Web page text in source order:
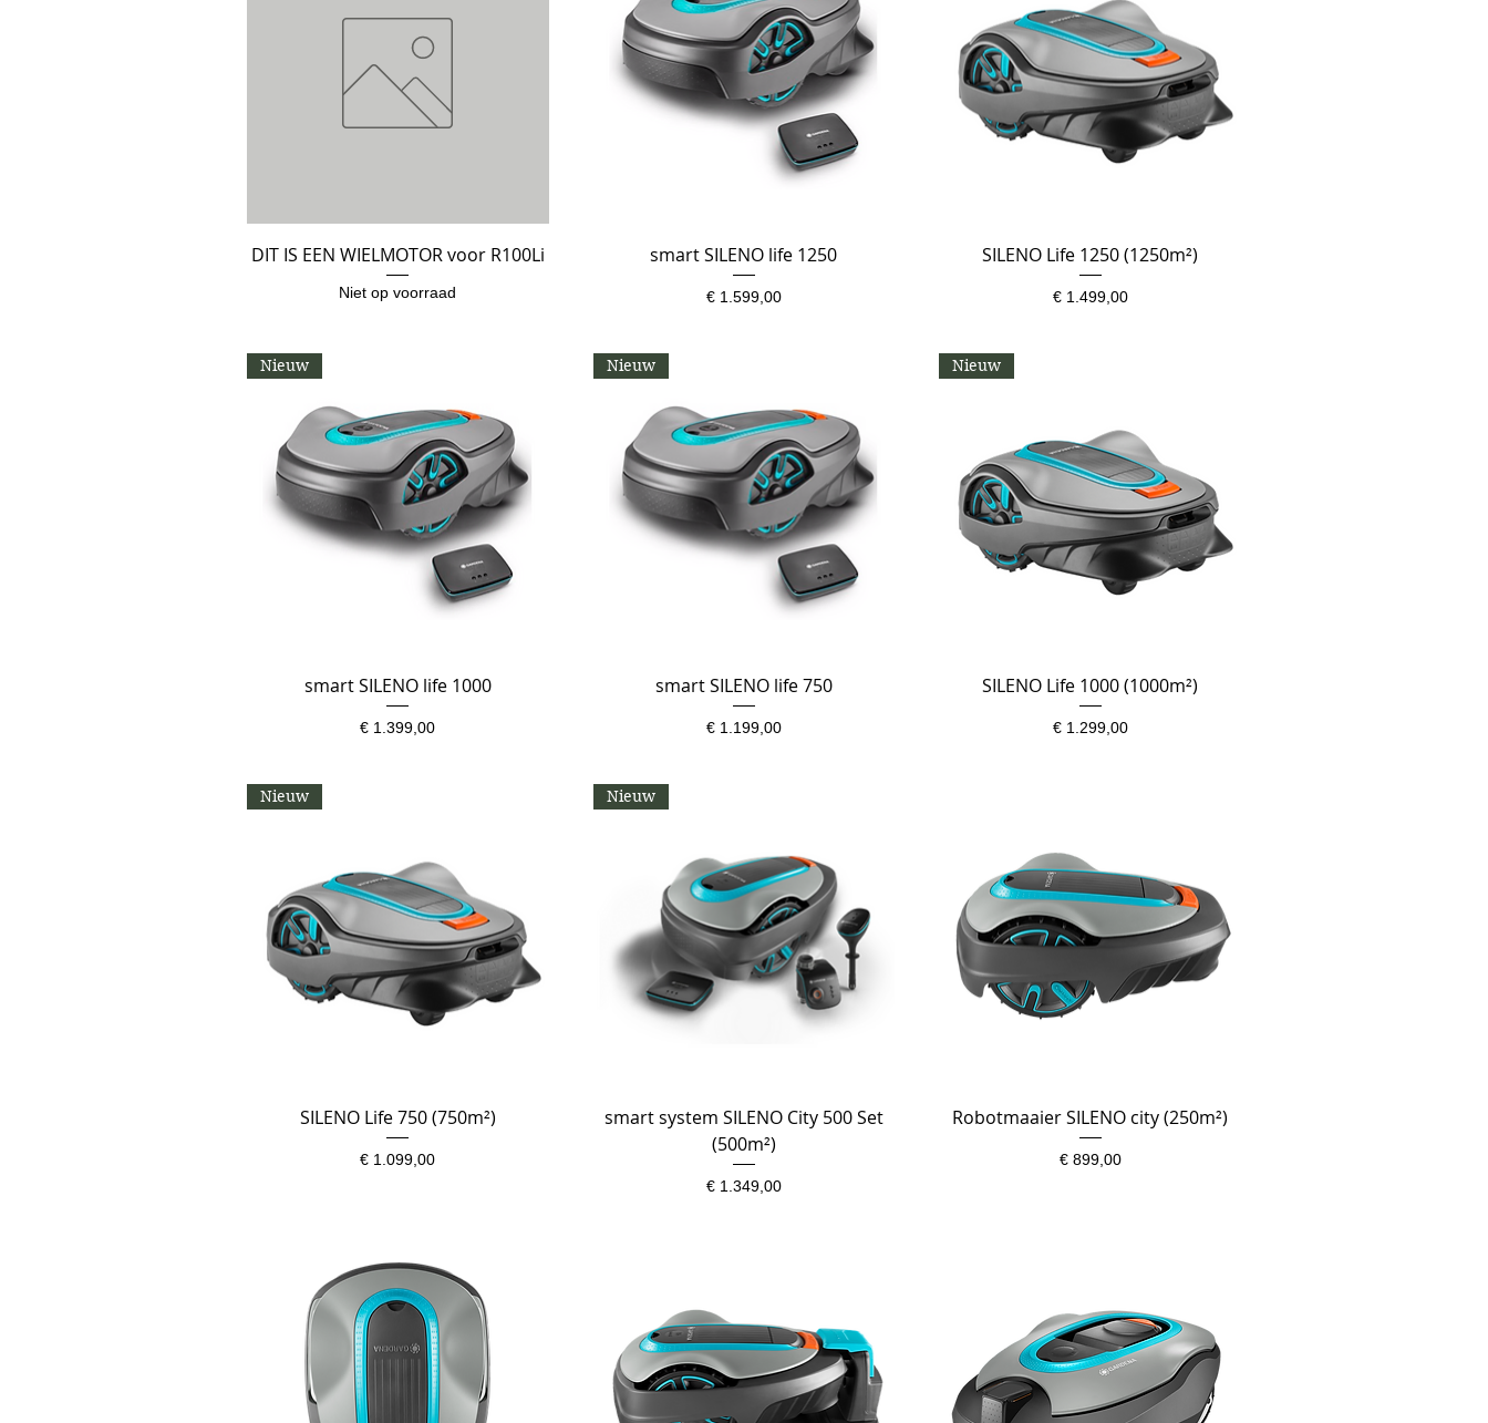
Snel overzicht
DIT IS EEN WIELMOTOR voor R100Li
Niet op voorraad
Snel overzicht
smart SILENO life 1250
Prijs
€ 1.599,00
Snel overzicht
SILENO Life 1250 (1250m²)
Prijs
€ 1.499,00
Snel overzicht
Nieuw
smart SILENO life 1000
Prijs
€ 1.399,00
Snel overzicht
Nieuw
smart SILENO life 750
Prijs
€ 1.199,00
Snel overzicht
Nieuw
SILENO Life 1000 (1000m²)
Prijs
€ 1.299,00
Snel overzicht
Nieuw
SILENO Life 750 (750m²)
Prijs
€ 1.099,00
Snel overzicht
Nieuw
smart system SILENO City 500 Set
(500m²)
Prijs
€ 1.349,00
Snel overzicht
Robotmaaier SILENO city (250m²)
Prijs
€ 899,00